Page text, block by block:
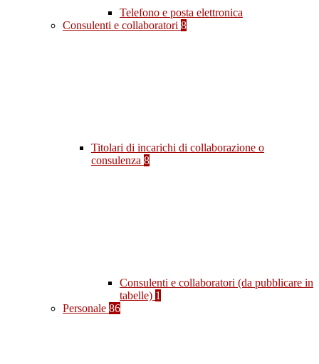
Telefono e posta elettronica
Consulenti e collaboratori 8
Titolari di incarichi di collaborazione o
consulenza 8
Consulenti e collaboratori (da pubblicare in
tabelle) 1
Personale 86